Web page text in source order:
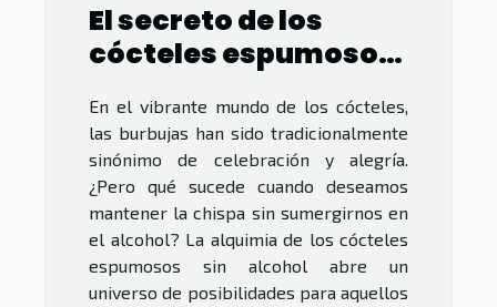
El secreto de los
cócteles espumosos
En el vibrante mundo de los cócteles,
las burbujas han sido tradicionalmente
sinónimo de celebración y alegría.
¿Pero qué sucede cuando deseamos
mantener la chispa sin sumergirnos en
el alcohol? La alquimia de los cócteles
espumosos sin alcohol abre un
universo de posibilidades para aquellos